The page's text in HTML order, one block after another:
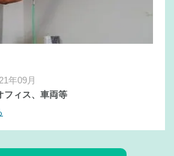
年09月
フィス、車両等